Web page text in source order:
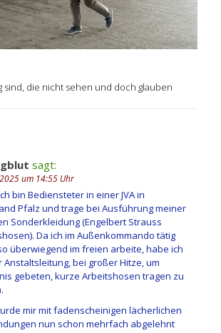
sind, die nicht sehen und doch glauben
sagt:
um 14:55 Uhr
bin Bediensteter in einer JVA in
Pfalz und trage bei Ausführung meiner
Sonderkleidung (Engelbert Strauss
Da ich im Außenkommando tätig
überwiegend im freien arbeite, habe ich
Anstaltsleitung, bei großer Hitze, um
gebeten, kurze Arbeitshosen tragen zu
mir mit fadenscheinigen lächerlichen
nun schon mehrfach abgelehnt